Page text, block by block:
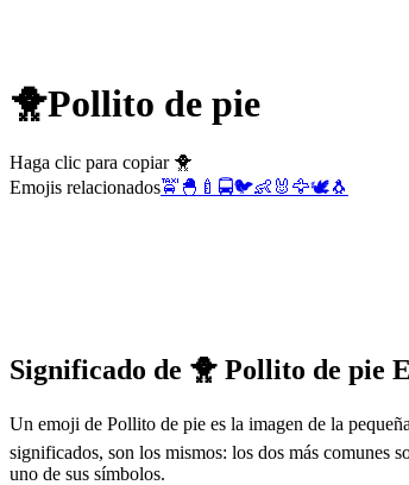
🐥Pollito de pie
Haga clic para copiar 🐥
Emojis relacionados🚖 🐣 🍼 🚍🐦👶 🐰 🦅🕊️🐧
Significado de 🐥 Pollito de pie
Un emoji de Pollito de pie es la imagen de la
significados, son los mismos: los dos más comunes
uno de sus símbolos.